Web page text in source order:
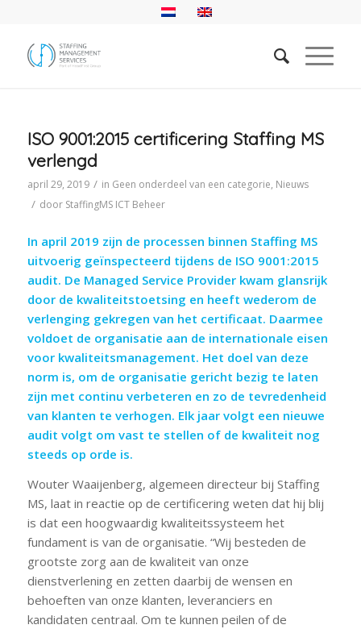
ISO 9001:2015 certificering Staffing MS
verlengd
april 29, 2019 / in Geen onderdeel van een categorie, Nieuws
/ door StaffingMS ICT Beheer
In april 2019 zijn de processen binnen Staffing MS
uitvoerig geïnspecteerd tijdens de ISO 9001:2015
audit. De Managed Service Provider kwam glansrijk
door de kwaliteitstoetsing en heeft wederom de
verlenging gekregen van het certificaat. Daarmee
voldoet de organisatie aan de internationale eisen
voor kwaliteitsmanagement. Het doel van deze
norm is, om de organisatie gericht bezig te laten
zijn met continu verbeteren en zo de tevredenheid
van klanten te verhogen. Elk jaar volgt een nieuwe
audit volgt om vast te stellen of de kwaliteit nog
steeds op orde is.
Wouter Waaijenberg, algemeen directeur bij Staffing
MS, laat in reactie op de certificering weten dat hij blij
is dat een hoogwaardig kwaliteitssysteem het
fundament is van de organisatie. “Wij besteden de
grootste zorg aan de kwaliteit van onze
dienstverlening en zetten daarbij de wensen en
behoeften van onze klanten, leveranciers en
kandidaten centraal. Om te kunnen peilen of de